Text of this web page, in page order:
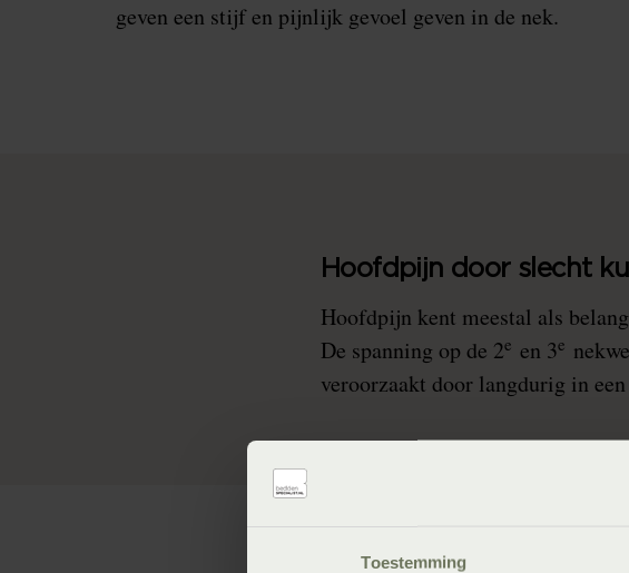
Toestemming
geven een stijf en pijnlijk gevoel geven in de nek.
Hoofdpijn door slecht
Hoofdpijn kent meestal als
De spanning op de 2e en 3e
veroorzaakt door langdurig in